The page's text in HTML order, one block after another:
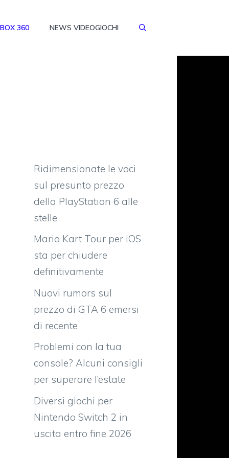
360 NEWS VIDEOGIOCHI
Ridimensionate le voci
sul presunto prezzo
della PlayStation 6 alle
stelle
Mario Kart Tour per iOS
sta per chiudere
definitivamente
Nuovi rumors sul
prezzo di GTA 6 emersi
di recente
Problemi con la tua
console? Alcuni consigli
per superare l’estate
Diversi giochi per
Nintendo Switch 2 in
uscita entro fine 2026